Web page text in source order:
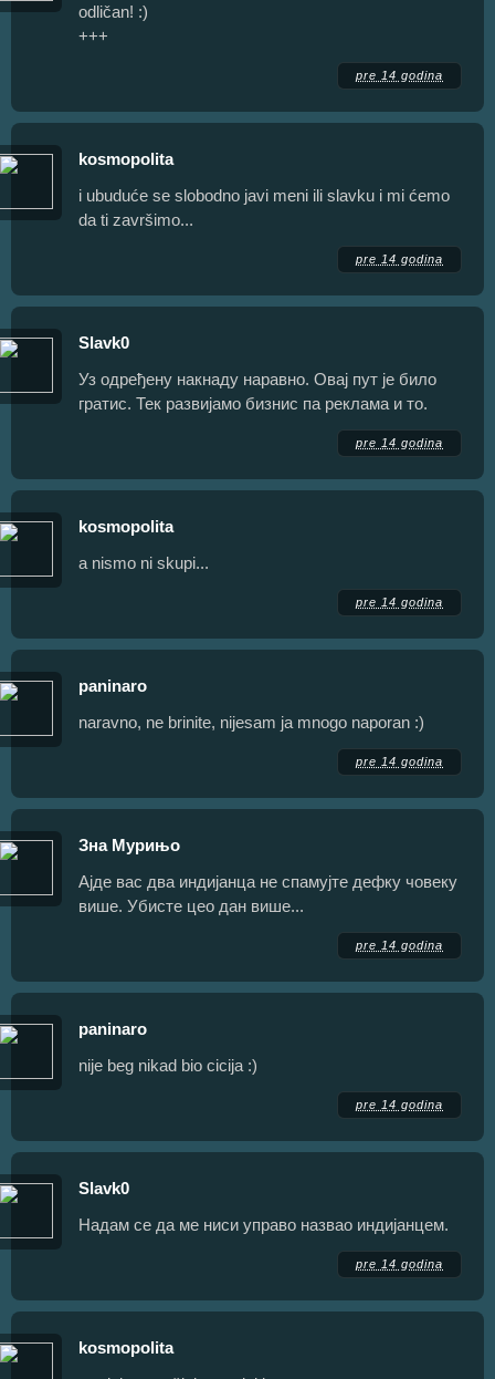
odličan! :)
+++
pre 14 godina
kosmopolita
i ubuduće se slobodno javi meni ili slavku i mi ćemo
da ti završimo...
pre 14 godina
Slavk0
Уз одређену накнаду наравно. Овај пут је било
гратис. Тек развијамо бизнис па реклама и то.
pre 14 godina
kosmopolita
a nismo ni skupi...
pre 14 godina
paninaro
naravno, ne brinite, nijesam ja mnogo naporan :)
pre 14 godina
Зна Мурињо
Ајде вас два индијанца не спамујте дефку човеку
више. Убисте цео дан више...
pre 14 godina
paninaro
nije beg nikad bio cicija :)
pre 14 godina
Slavk0
Надам се да ме ниси управо назвао индијанцем.
pre 14 godina
kosmopolita